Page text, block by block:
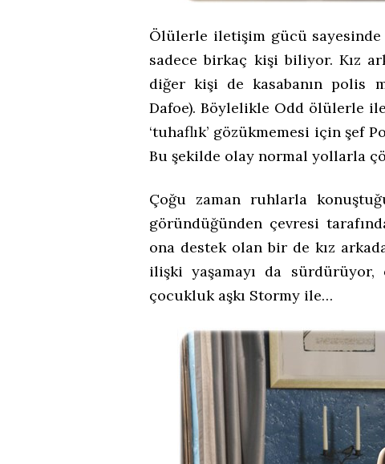
Ölülerle iletişim gücü sayesinde
sadece birkaç kişi biliyor. Kız
diğer kişi de kasabanın polis
Dafoe). Böylelikle Odd ölülerle
‘tuhaflık’ gözükmemesi için şef
Bu şekilde olay normal yollarla
Çoğu zaman ruhlarla
göründüğünden çevresi
ona destek olan bir de kız
ilişki yaşamayı da sürdürüyor,
çocukluk aşkı Stormy ile…